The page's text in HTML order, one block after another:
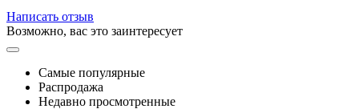
Написать отзыв
Возможно, вас это заинтересует
Самые популярные
Распродажа
Недавно просмотренные